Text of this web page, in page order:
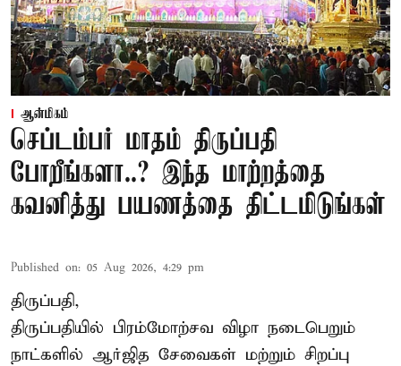
ஆன்மிகம்
செப்டம்பர் மாதம் திருப்பதி
போறீங்களா..? இந்த மாற்றத்தை
கவனித்து பயணத்தை திட்டமிடுங்கள்
Published on: 05 Aug 2026, 4:29 pm
திருப்பதி,
திருப்பதியில் பிரம்மோற்சவ விழா நடைபெறும்
நாட்களில் ஆர்ஜித சேவைகள் மற்றும் சிறப்பு